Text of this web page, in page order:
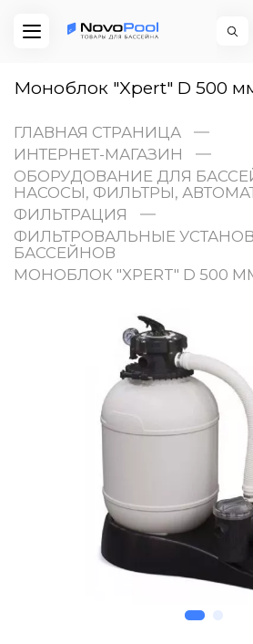
Моноблок "Xpert" D 500
ГЛАВНАЯ СТРАНИЦА
ИНТЕРНЕТ-МАГАЗИН
ОБОРУДОВАНИЕ ДЛЯ
НАСОСЫ, ФИЛЬТРЫ,
ФИЛЬТРАЦИЯ
ФИЛЬТРОВАЛЬНЫЕ
БАССЕЙНОВ
МОНОБЛОК "XPERT" D 500